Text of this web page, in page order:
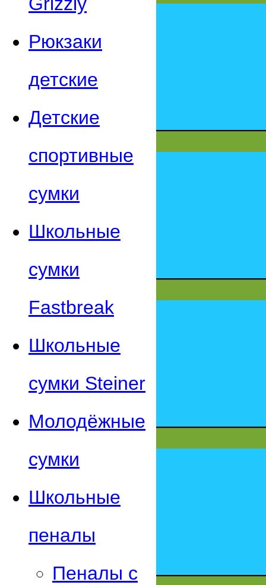
Рюкзаки
детские
Детские
спортивные
сумки
Школьные
сумки
Fastbreak
Школьные
сумки Steiner
Молодёжные
сумки
Школьные
пеналы
Пеналы с